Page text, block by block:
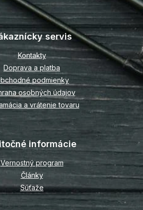
servis
Kontakty
Doprava a platba
podmienky
osobných údajov
a vrátenie tovaru
informácie
Vernostný program
Články
Súťaže